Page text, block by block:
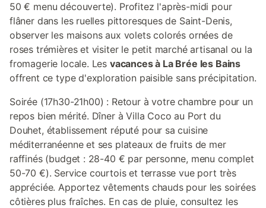
50 € menu découverte). Profitez l'après-midi pour
flâner dans les ruelles pittoresques de Saint-Denis,
observer les maisons aux volets colorés ornées de
roses trémières et visiter le petit marché artisanal ou la
fromagerie locale. Les vacances à La Brée les Bains
offrent ce type d'exploration paisible sans précipitation.
Soirée (17h30-21h00) : Retour à votre chambre pour un
repos bien mérité. Dîner à Villa Coco au Port du
Douhet, établissement réputé pour sa cuisine
méditerranéenne et ses plateaux de fruits de mer
raffinés (budget : 28-40 € par personne, menu complet
50-70 €). Service courtois et terrasse vue port très
appréciée. Apportez vêtements chauds pour les soirées
côtières plus fraîches. En cas de pluie, consultez les